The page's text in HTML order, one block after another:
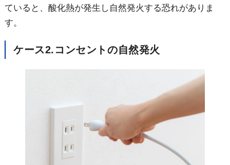
ていると、酸化熱が発生し自然発火する恐れがありま
す。
ケース2.コンセントの自然発火